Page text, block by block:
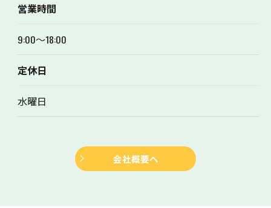
営業時間
9:00～18:00
定休日
水曜日
会社概要へ
お問い合わせはこちら